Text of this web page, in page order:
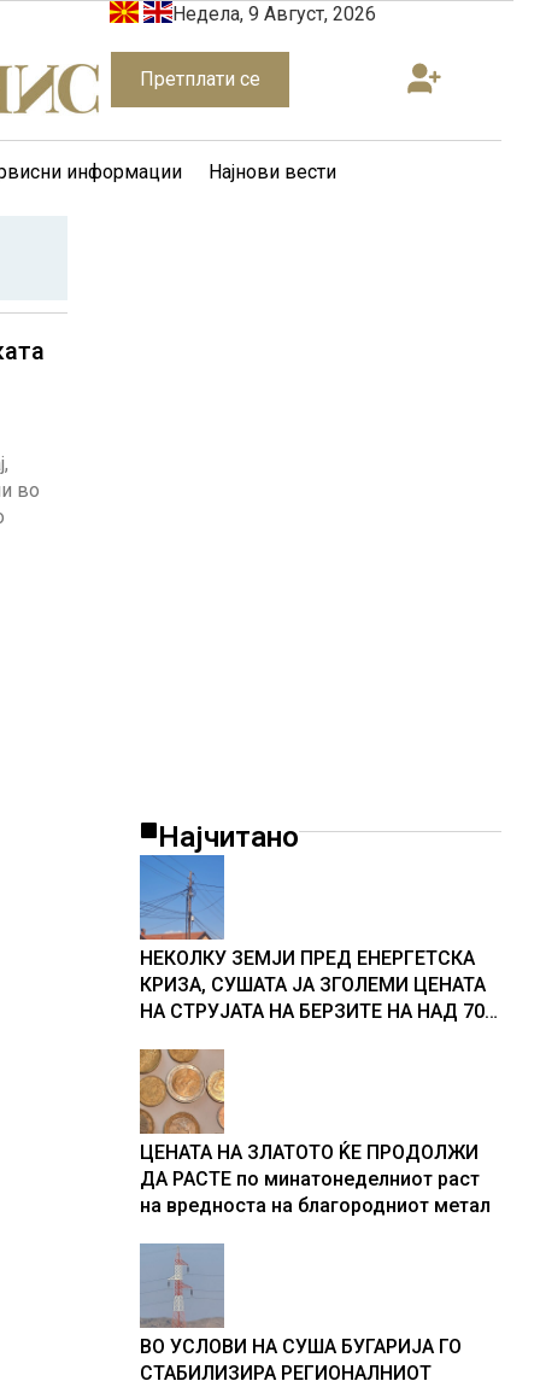
Недела, 9 Август, 2026
Претплати се
информации Најнови вести
во
Најчитано
НЕКОЛКУ ЗЕМЈИ ПРЕД ЕНЕРГЕТСКА
КРИЗА, СУШАТА ЈА ЗГОЛЕМИ ЦЕНАТА
НА СТРУЈАТА НА БЕРЗИТЕ НА НАД 700
ЦЕНАТА НА ЗЛАТОТО ЌЕ ПРОДОЛЖИ
ДА РАСТЕ по минатонеделниот раст
на вредноста на благородниот метал
ВО УСЛОВИ НА СУША БУГАРИЈА ГО
СТАБИЛИЗИРА РЕГИОНАЛНИОТ